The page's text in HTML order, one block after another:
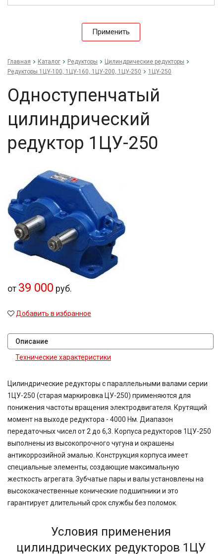
18,6
20
23,8
24,75
25
25,4
29,88
38,5
40
41,74
45
47,58
48,08
49,2
50
60
63
80
81,64
81,92
83,15
116,5
124,97
167,4
189
189,3
500
750
Применить
Главная Каталог Редукторы
Цилиндрические редукторы
Редукторы 1ЦУ-100, 1ЦУ-160, 1ЦУ-200, 1ЦУ-250
1ЦУ-250
Одноступенчатый
цилиндрический
редуктор 1ЦУ-250
от 39 000 руб.
Добавить в избранное
Описание
Технические характеристики
Цилиндрические редукторы с параллельными валами серии
1ЦУ-250 (старая маркировка ЦУ-250) применяются для
понижения частоты вращения электродвигателя. Крутящий
момент на выходе редуктора - 4000 Нм. Диапазон
передаточных чисел от 2 до 6,3. Корпуса редукторов 1ЦУ-250
выполнены из высокопрочного чугуна и окрашены
антикоррозийной эмалью. Конструкция корпуса имеет
специальные элементы, создающие максимальную
жесткость агрегата. Зубчатые пары и валы установлены на
высококачественные конические подшипники и это
гарантирует длительный срок службы без поломок.
Условия применения
цилиндрических редукторов 1ЦУ